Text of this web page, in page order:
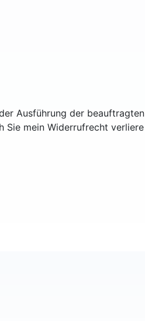
Ausführung der beauftragten
Sie mein Widerrufrecht verliere